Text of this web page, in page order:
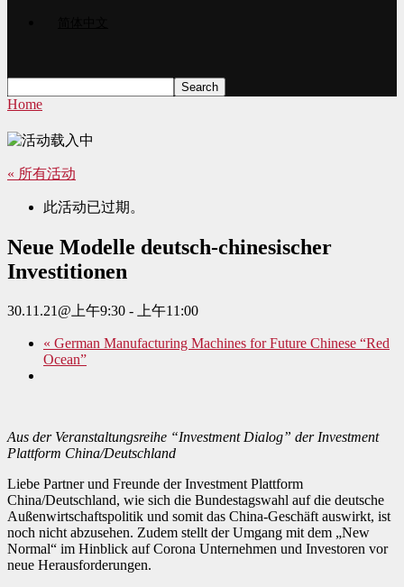
Home
« 所有活动
此活动已过期。
Neue Modelle deutsch-chinesischer
Investitionen
30.11.21@上午9:30 - 上午11:00
« German Manufacturing Machines for Future Chinese “Red
Ocean”
Aus der Veranstaltungsreihe “Investment Dialog” der Investment
Plattform China/Deutschland
Liebe Partner und Freunde der Investment Plattform
China/Deutschland, wie sich die Bundestagswahl auf die deutsche
Außenwirtschaftspolitik und somit das China-Geschäft auswirkt, ist
noch nicht abzusehen. Zudem stellt der Umgang mit dem „New
Normal“ im Hinblick auf Corona Unternehmen und Investoren vor
neue Herausforderungen.